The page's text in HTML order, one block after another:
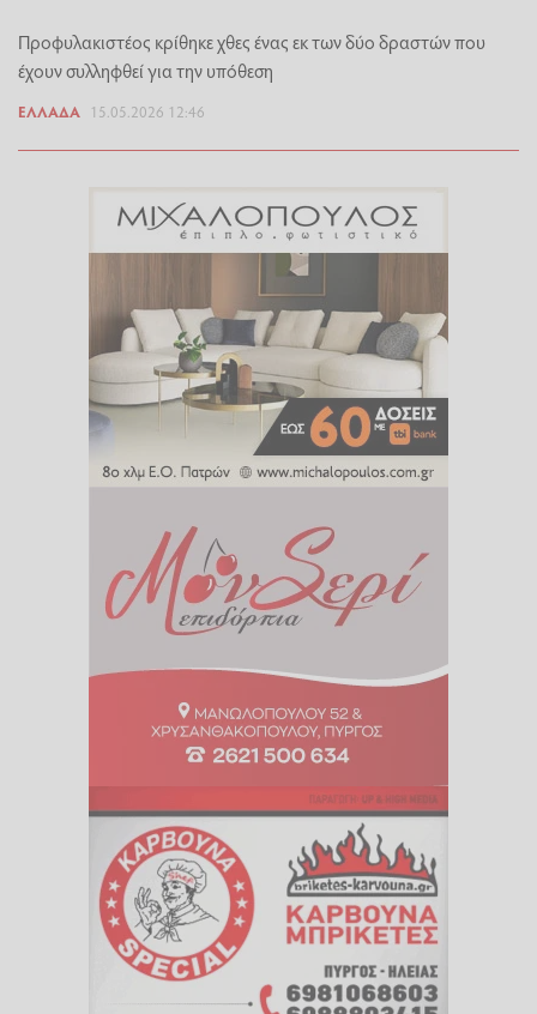
Προφυλακιστέος κρίθηκε χθες ένας εκ των δύο δραστών που
έχουν συλληφθεί για την υπόθεση
ΕΛΛΆΔΑ 15.05.2026 12:46